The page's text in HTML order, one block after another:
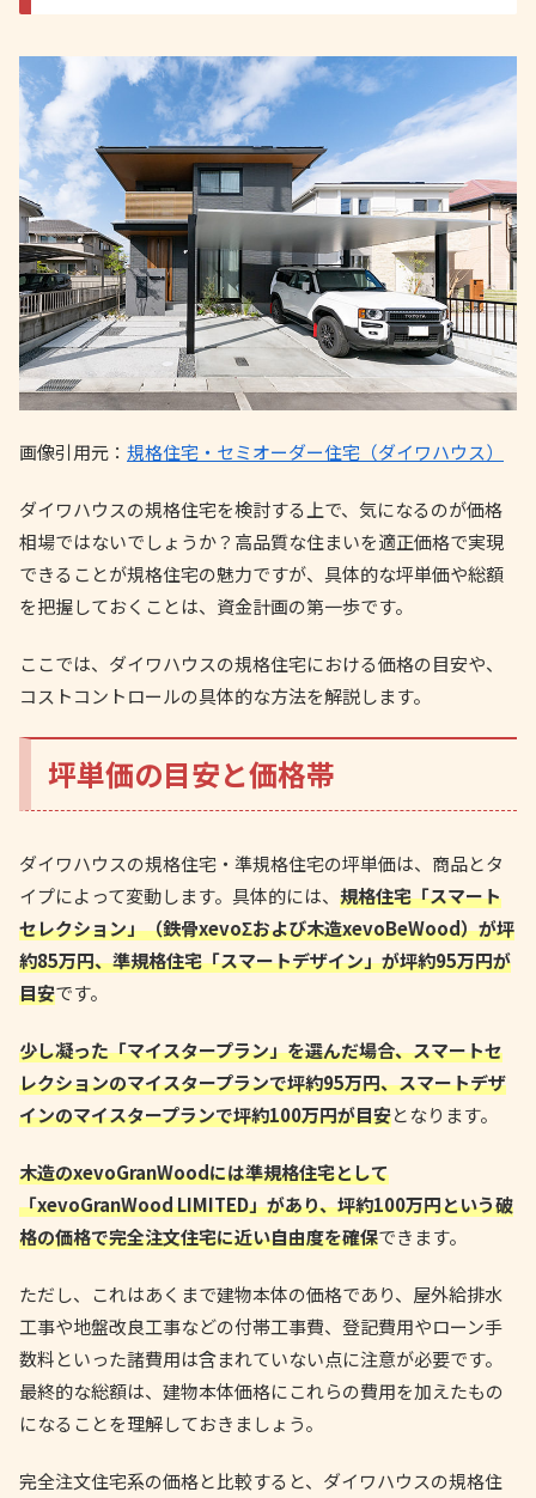
画像引用元： 規格住宅・セミオーダー住宅（ダイワハウス）
ダイワハウスの規格住宅を検討する上で、気になるのが価格
相場ではないでしょうか？高品質な住まいを適正価格で実現
できることが規格住宅の魅力ですが、具体的な坪単価や総額
を把握しておくことは、資金計画の第一歩です。
ここでは、ダイワハウスの規格住宅における価格の目安や、
コストコントロールの具体的な方法を解説します。
坪単価の目安と価格帯
ダイワハウスの規格住宅・準規格住宅の坪単価は、商品とタ
イプによって変動します。具体的には、 規格住宅「スマート
セレクション」（鉄骨xevoΣおよび木造xevoBeWood）が坪
約85万円、準規格住宅「スマートデザイン」が坪約95万円が
目安です。
少し凝った「マイスタープラン」を選んだ場合、スマートセ
レクションのマイスタープランで坪約95万円、スマートデザ
インのマイスタープランで坪約100万円が目安となります。
木造のxevoGranWoodには準規格住宅として
「xevoGranWood LIMITED」があり、坪約100万円という破
格の価格で完全注文住宅に近い自由度を確保できます。
ただし、これはあくまで建物本体の価格であり、屋外給排水
工事や地盤改良工事などの付帯工事費、登記費用やローン手
数料といった諸費用は含まれていない点に注意が必要です。
最終的な総額は、建物本体価格にこれらの費用を加えたもの
になることを理解しておきましょう。
完全注文住宅系の価格と比較すると、ダイワハウスの規格住